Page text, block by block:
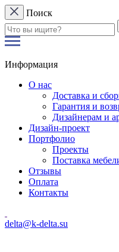
Поиск
Информация
О нас
Доставка и
Гарантия и
Дизайнерам и
Дизайн-проект
Портфолио
Проекты
Поставка
Отзывы
Оплата
Контакты
delta@k-delta.su